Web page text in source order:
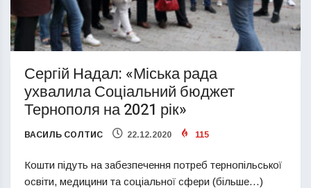
Сергій Надал: «Міська рада
ухвалила Соціальний бюджет
Тернополя на 2021 рік»
ВАСИЛЬ СОЛТИС 22.12.2020 115
Кошти підуть на забезпечення потреб тернопільської
освіти, медицини та соціальної сфери (більше…)